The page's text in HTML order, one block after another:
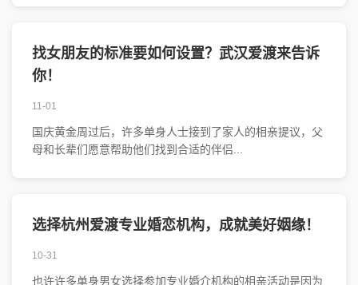
找女朋友的标准要如何设置？武汉爱渡来告诉
你！
11-01
国庆黄金周过后，许多单身人士接到了家人的相亲提议，父
母和长辈们愿意帮助他们找到合适的伴侣...
选择杭州爱渡专业婚恋机构，成就美好姻缘！
10-31
也许许多单身男女选择参加专业婚介机构的相亲活动是因为